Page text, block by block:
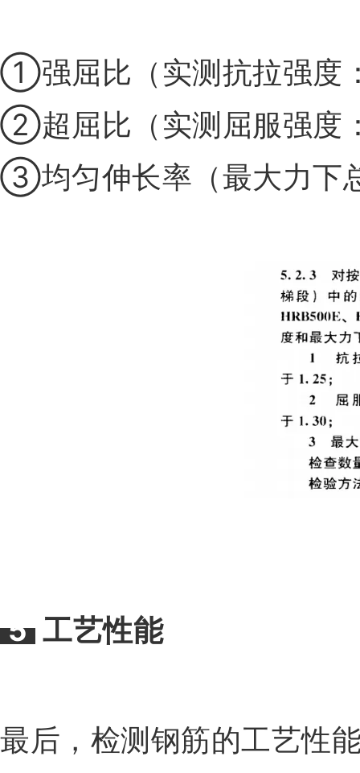
①强屈比（实测抗拉强度
②超屈比（实测屈服强度
③均匀伸长率（最大力下
5工艺性能
最后，检测钢筋的工艺性